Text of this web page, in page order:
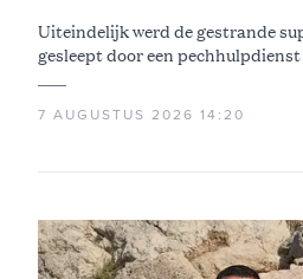
Uiteindelijk werd de gestrande
gesleept door een pechhulpdienst
7 AUGUSTUS 2026 14:20